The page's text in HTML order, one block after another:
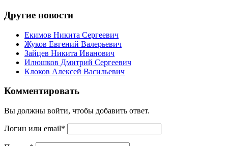
Другие новости
Екимов Никита Сергеевич
Жуков Евгений Валерьевич
Зайцев Никита Иванович
Илюшков Дмитрий Сергеевич
Клоков Алексей Васильевич
Комментировать
Вы должны войти, чтобы добавить ответ.
Логин или email*